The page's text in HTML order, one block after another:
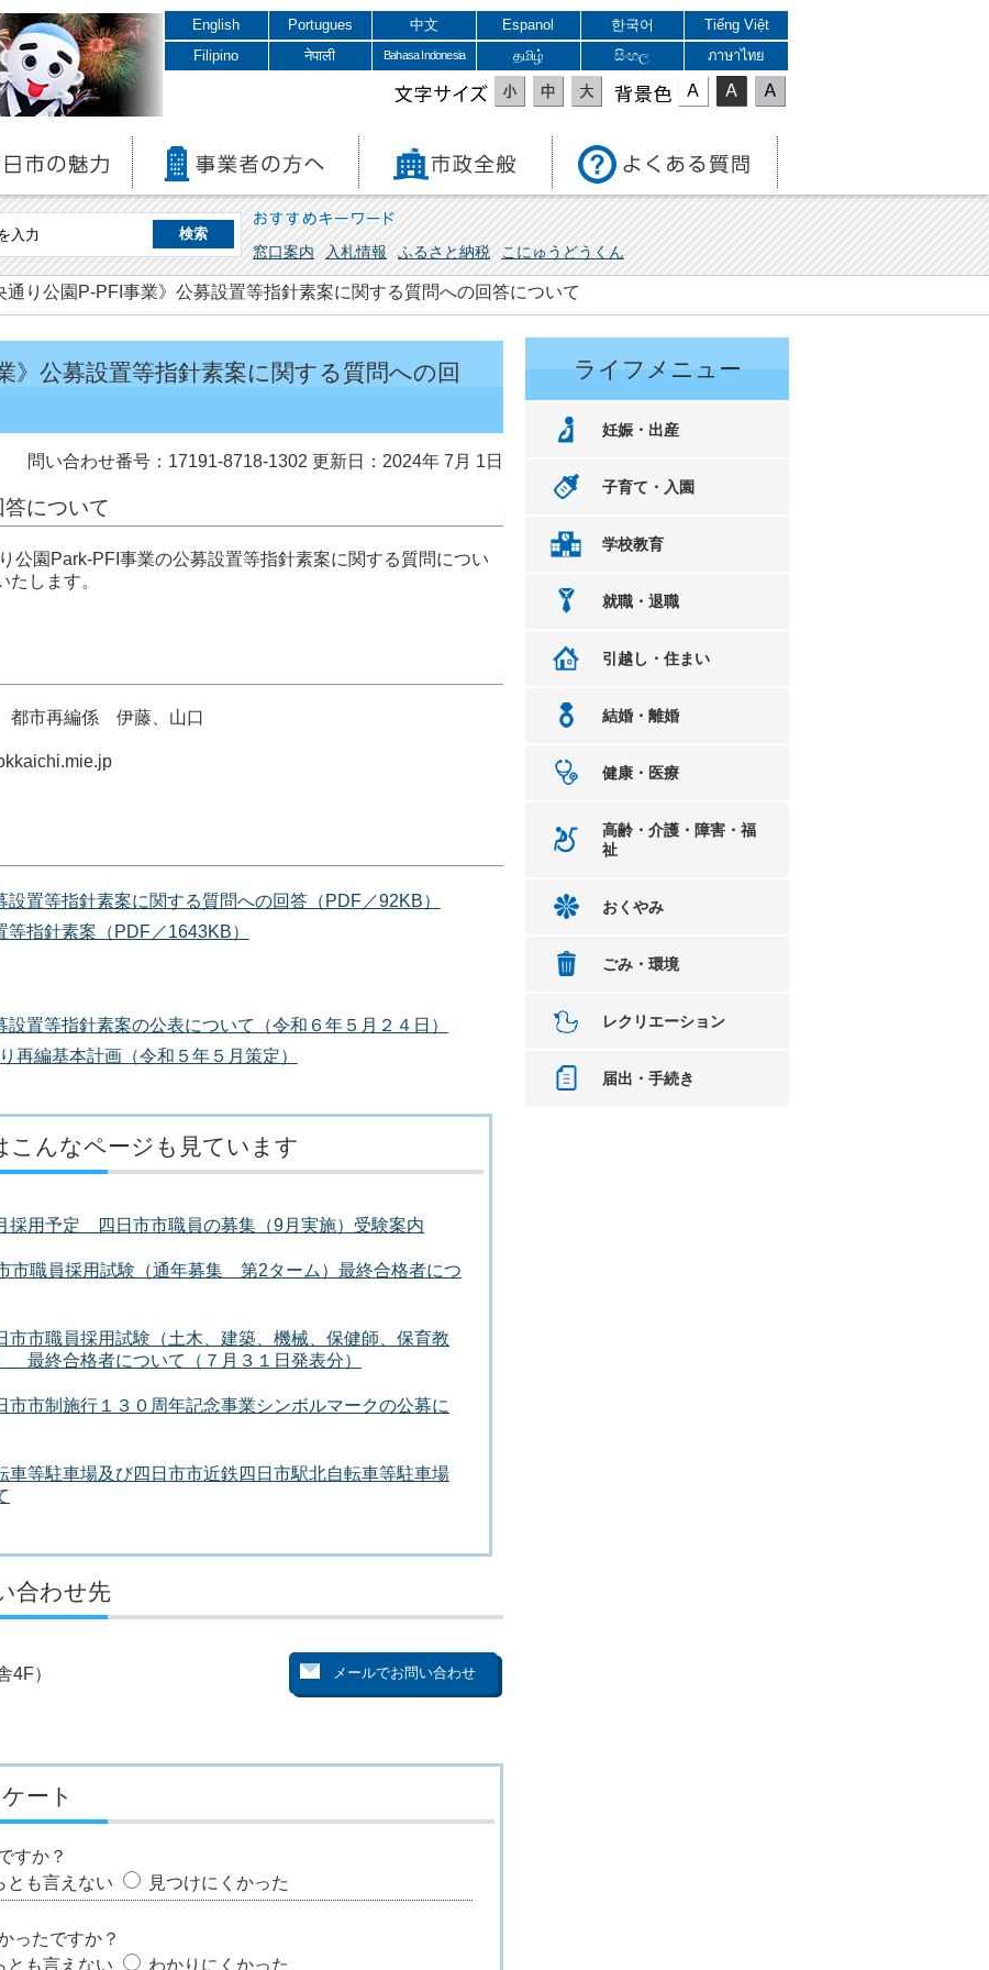
English Portugues 中文 Espanol 한국어
Tiếng Việt
Filipino
नेपाली Bahasa Indonesia தமிழ் සිංහල ภาษาไทย
文字サイズ 表示色
おすすめキーワード
窓口案内 入札情報 ふるさと納税 こにゅうどうくん
通り公園P-PFI事業》公募設置等指針素案に関する質問への回答について
》公募設置等指針素案に関する質問への回
問い合わせ番号：17191-8718-1302 更新日：2024年 7月 1日
について
園Park-PFI事業の公募設置等指針素案に関する質問につい
します。
都市再編係 伊藤、山口
設置等指針素案に関する質問への回答（PDF／92KB）
指針素案（PDF／1643KB）
設置等指針素案の公表について（令和６年５月２４日）
再編基本計画（令和５年５月策定）
こんなページも見ています
採用予定 四日市市職員の募集（9月実施）受験案内
職員採用試験（通年募集 第2ターム）最終合格者につ
市職員採用試験（土木、建築、機械、保健師、保育教
最終合格者について（７月３１日発表分）
市市制施行１３０周年記念事業シンボルマークの公募に
車等駐車場及び四日市市近鉄四日市駅北自転車等駐車場
合わせ先
4F）
ート
すか？
とも言えない 見つけにくかった
ったですか？
とも言えない わかりにくかった
ライフメニュー
妊娠・出産
子育て・入園
学校教育
就職・退職
引越し・住まい
結婚・離婚
健康・医療
高齢・介護・障害・福
祉
おくやみ
ごみ・環境
レクリエーション
届出・手続き